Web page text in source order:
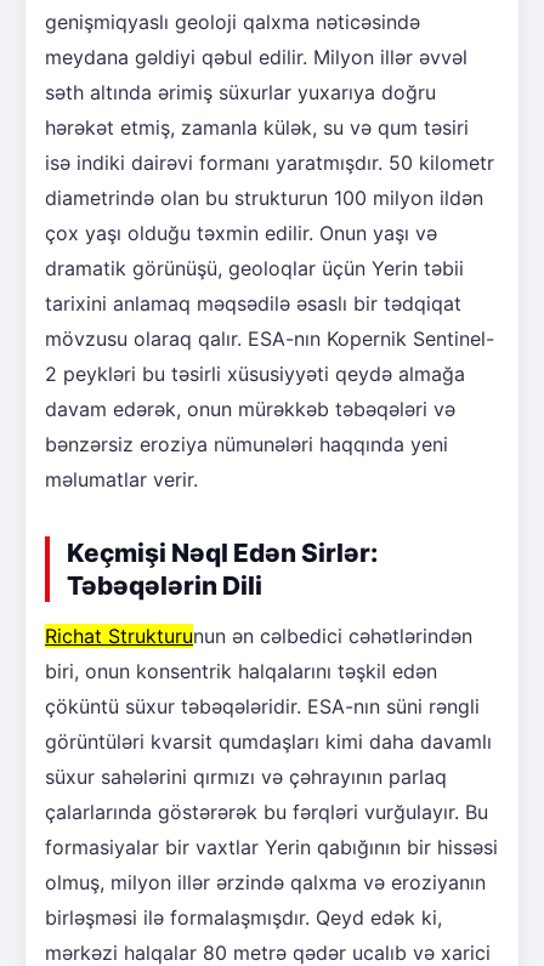
genişmiqyaslı geoloji qalxma nəticəsində
meydana gəldiyi qəbul edilir. Milyon illər əvvəl
səth altında ərimiş süxurlar yuxarıya doğru
hərəkət etmiş, zamanla külək, su və qum təsiri
isə indiki dairəvi formanı yaratmışdır. 50 kilometr
diametrində olan bu strukturun 100 milyon ildən
çox yaşı olduğu təxmin edilir. Onun yaşı və
dramatik görünüşü, geoloqlar üçün Yerin təbii
tarixini anlamaq məqsədilə əsaslı bir tədqiqat
mövzusu olaraq qalır. ESA-nın Kopernik Sentinel-
2 peykləri bu təsirli xüsusiyyəti qeydə almağa
davam edərək, onun mürəkkəb təbəqələri və
bənzərsiz eroziya nümunələri haqqında yeni
məlumatlar verir.
Keçmişi Nəql Edən Sirlər:
Təbəqələrin Dili
Richat Strukturunun ən cəlbedici cəhətlərindən
biri, onun konsentrik halqalarını təşkil edən
çöküntü süxur təbəqələridir. ESA-nın süni rəngli
görüntüləri kvarsit qumdaşları kimi daha davamlı
süxur sahələrini qırmızı və çəhrayının parlaq
çalarlarında göstərərək bu fərqləri vurğulayır. Bu
formasiyalar bir vaxtlar Yerin qabığının bir hissəsi
olmuş, milyon illər ərzində qalxma və eroziyanın
birləşməsi ilə formalaşmışdır. Qeyd edək ki,
mərkəzi halqalar 80 metrə qədər ucalıb və xarici